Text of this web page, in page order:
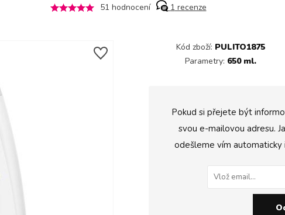
51 hodnocení 1 recenze
Kód zboží: PULITO1875
Parametry: 650 ml.
Pokud si přejete být
svou e-mailovou adresu.
odešleme vím automaticky